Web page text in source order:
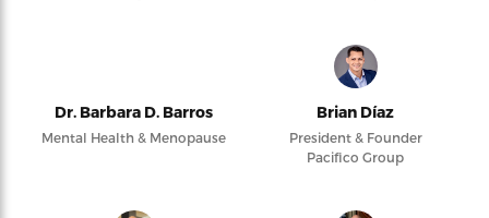
Dr. Barbara D. Barros
Mental Health & Menopause
Brian Díaz
President & Founder
Pacifico Group